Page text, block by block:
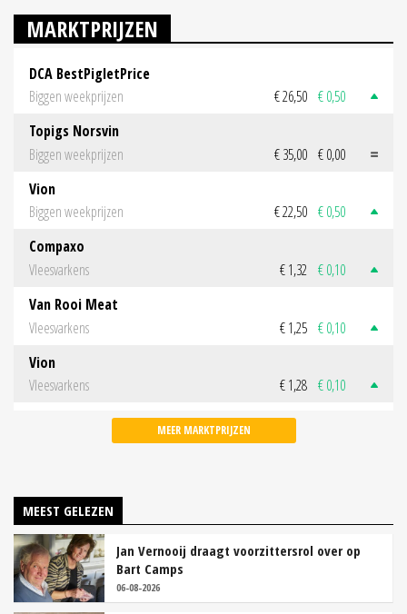
MARKTPRIJZEN
DCA BestPigletPrice
Biggen weekprijzen
€ 26,50 € 0,50
Topigs Norsvin
Biggen weekprijzen
€ 35,00 € 0,00
Vion
Biggen weekprijzen
€ 22,50 € 0,50
Compaxo
Vleesvarkens
€ 1,32 € 0,10
Van Rooi Meat
Vleesvarkens
€ 1,25 € 0,10
Vion
Vleesvarkens
€ 1,28 € 0,10
MEER MARKTPRIJZEN
MEEST GELEZEN
Jan Vernooij draagt voorzittersrol over op
Bart Camps
06-08-2026